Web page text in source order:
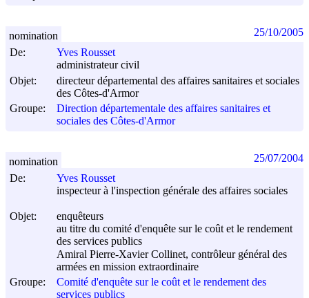
De:
Yves Rousset
administrateur civil
Objet:
directeur départemental des affaires sanitaires et sociales
des Côtes-d'Armor
Groupe:
Direction départementale des affaires sanitaires et
sociales des Côtes-d'Armor
nomination 25/10/2005
De:
Yves Rousset
inspecteur à l'inspection générale des affaires sociales
Objet:
enquêteurs
au titre du comité d'enquête sur le coût et le rendement
des services publics
Amiral Pierre-Xavier Collinet, contrôleur général des
armées en mission extraordinaire
Groupe:
Comité d'enquête sur le coût et le rendement des
services publics
nomination 25/07/2004